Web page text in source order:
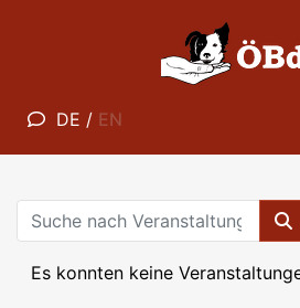
DE / EN
Es konnten keine